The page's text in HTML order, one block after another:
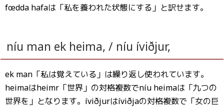
fœdda hafaは「私を養われた状態にする」と訳せます。
níu man ek heima, / níu íviðjur,
ek man「私は覚えている」は繰り返し使われています。
heimaはheimr「世界」の対格複数でníu heimaは「九つの
世界を」となります。íviðjurはíviðjaの対格複数で「女の巨